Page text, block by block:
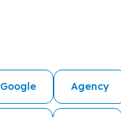
Google Agency